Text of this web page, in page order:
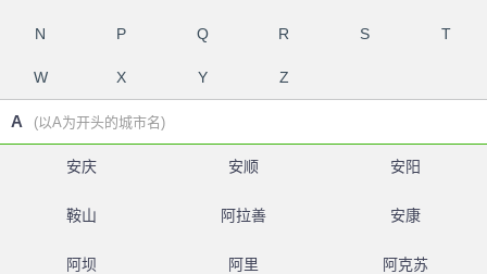
N P Q R S T
W X Y Z
A (以A为开头的城市名)
安庆 安顺 安阳
鞍山 阿拉善 安康
阿坝 阿里 阿克苏